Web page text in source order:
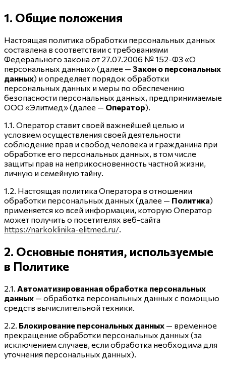
1. Общие положения
Настоящая политика обработки персональных данных
составлена в соответствии с требованиями
Федерального закона от 27.07.2006 № 152-ФЗ «О
персональных данных» (далее — Закон о персональных
данных) и определяет порядок обработки
персональных данных и меры по обеспечению
безопасности персональных данных, предпринимаемые
ООО «Элитмед» (далее — Оператор).
1.1. Оператор ставит своей важнейшей целью и
условием осуществления своей деятельности
соблюдение прав и свобод человека и гражданина при
обработке его персональных данных, в том числе
защиты прав на неприкосновенность частной жизни,
личную и семейную тайну.
1.2. Настоящая политика Оператора в отношении
обработки персональных данных (далее — Политика)
применяется ко всей информации, которую Оператор
может получить о посетителях веб-сайта
https://narkoklinika-elitmed.ru/
2. Основные понятия, используемые
в Политике
2.1. Автоматизированная обработка персональных
данных — обработка персональных данных с помощью
средств вычислительной техники.
2.2. Блокирование персональных данных — временное
прекращение обработки персональных данных (за
исключением случаев, если обработка необходима для
уточнения персональных данных).